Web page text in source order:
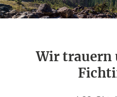
Wir trauern